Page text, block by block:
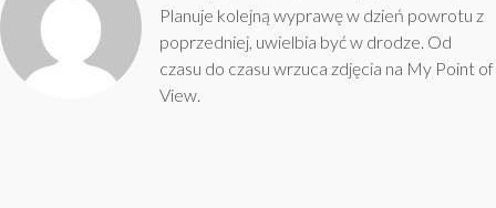
Planuje kolejną wyprawę w dzień powrotu z
poprzedniej, uwielbia być w drodze. Od
czasu do czasu wrzuca zdjęcia na My Point of
View.